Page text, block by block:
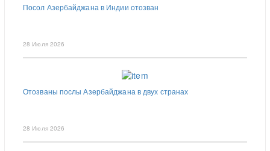
Посол Азербайджана в Индии отозван
28 Июля 2026
Отозваны послы Азербайджана в двух странах
28 Июля 2026